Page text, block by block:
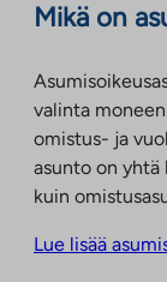
Mikä on
valinta
omistus- ja
asunto on yhtä
kuin
Lue lisää